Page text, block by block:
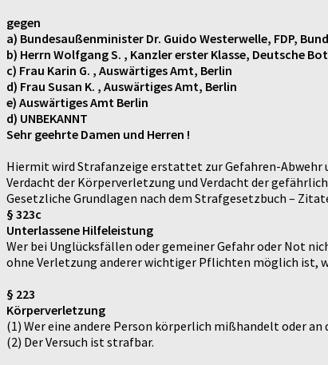
gegen
a) Bundesaußenminister Dr. Guido Westerwelle, FDP,
b) Herrn Wolfgang S. , Kanzler erster Klasse, Deutsche
c) Frau Karin G. , Auswärtiges Amt, Berlin
d) Frau Susan K. , Auswärtiges Amt, Berlin
e) Auswärtiges Amt Berlin
d) UNBEKANNT
Sehr geehrte Damen und Herren !
Hiermit wird Strafanzeige erstattet zur Gefahren-Abwehr
Verdacht der Körperverletzung und Verdacht der
Gesetzliche Grundlagen nach dem Strafgesetzbuch –
§ 323c
Unterlassene Hilfeleistung
Wer bei Unglücksfällen oder gemeiner Gefahr oder Not
ohne Verletzung anderer wichtiger Pflichten möglich ist,
§ 223
Körperverletzung
(1) Wer eine andere Person körperlich mißhandelt oder
(2) Der Versuch ist strafbar.